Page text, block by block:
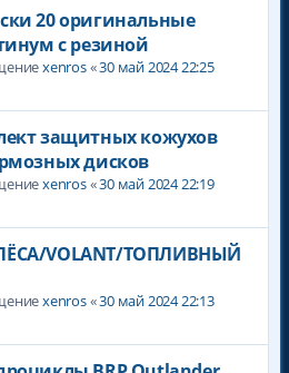
20 оригинальные
с резиной
xenros«30 май 2024 22:25
защитных кожухов
дисков
xenros«30 май 2024 22:19
VOLANT/ТОПЛИВНЫЙ
xenros«30 май 2024 22:13